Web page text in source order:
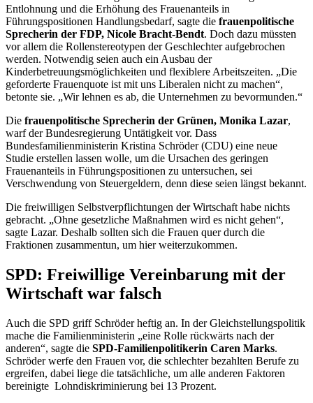
Entlohnung und die Erhöhung des Frauenanteils in
Führungspositionen Handlungsbedarf, sagte die frauenpolitische
Sprecherin der FDP, Nicole Bracht-Bendt. Doch dazu müssten
vor allem die Rollenstereotypen der Geschlechter aufgebrochen
werden. Notwendig seien auch ein Ausbau der
Kinderbetreuungsmöglichkeiten und flexiblere Arbeitszeiten. „Die
geforderte Frauenquote ist mit uns Liberalen nicht zu machen“,
betonte sie. „Wir lehnen es ab, die Unternehmen zu bevormunden.“
Die frauenpolitische Sprecherin der Grünen, Monika Lazar,
warf der Bundesregierung Untätigkeit vor. Dass
Bundesfamilienministerin Kristina Schröder (CDU) eine neue
Studie erstellen lassen wolle, um die Ursachen des geringen
Frauenanteils in Führungspositionen zu untersuchen, sei
Verschwendung von Steuergeldern, denn diese seien längst bekannt.
Die freiwilligen Selbstverpflichtungen der Wirtschaft habe nichts
gebracht. „Ohne gesetzliche Maßnahmen wird es nicht gehen“,
sagte Lazar. Deshalb sollten sich die Frauen quer durch die
Fraktionen zusammentun, um hier weiterzukommen.
SPD: Freiwillige Vereinbarung mit der
Wirtschaft war falsch
Auch die SPD griff Schröder heftig an. In der Gleichstellungspolitik
mache die Familienministerin „eine Rolle rückwärts nach der
anderen“, sagte die SPD-Familienpolitikerin Caren Marks.
Schröder werfe den Frauen vor, die schlechter bezahlten Berufe zu
ergreifen, dabei liege die tatsächliche, um alle anderen Faktoren
bereinigte Lohndiskriminierung bei 13 Prozent.